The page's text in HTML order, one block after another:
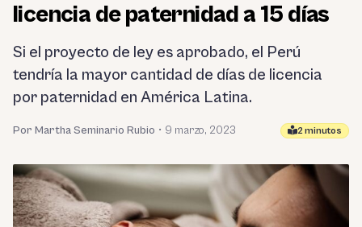
licencia de paternidad a 15 días
Si el proyecto de ley es aprobado, el Perú
tendría la mayor cantidad de días de licencia
por paternidad en América Latina.
Por Martha Seminario Rubio • 9 marzo, 2023 2 minutos